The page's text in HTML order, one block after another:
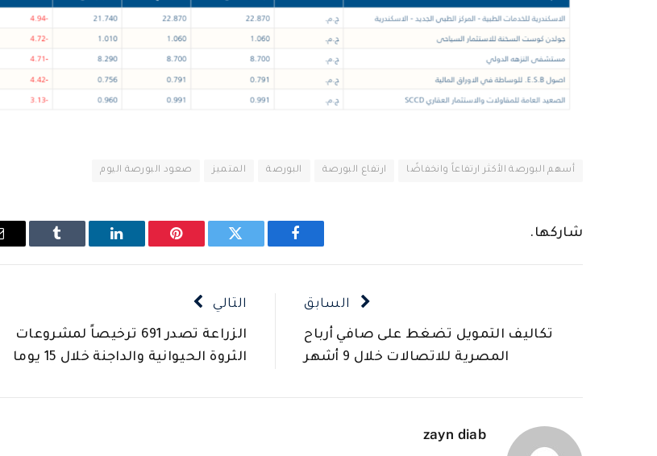
أسهم البورصة الأكثر ارتفاعاً وانخفاضًا ارتفاع البورصة البورصة المتميز صعود البورصة اليوم
شاركها.
فيسبوك تويتر بينتيريستلينكدإن Tumblr
السابق
تكاليف التمويل تضغط على صافي أرباح
المصرية للاتصالات خلال 9 أشهر
التالي
الزراعة تصدر 691 ترخيصاً لمشروعات
الثروة الحيوانية والداجنة خلال 15 يوما
zayn diab